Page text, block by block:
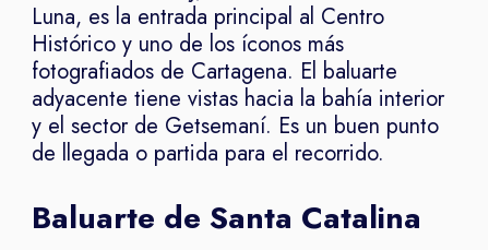
Luna, es la entrada principal al Centro
Histórico y uno de los íconos más
fotografiados de Cartagena. El baluarte
adyacente tiene vistas hacia la bahía interior
y el sector de Getsemaní. Es un buen punto
de llegada o partida para el recorrido.
Baluarte de Santa Catalina